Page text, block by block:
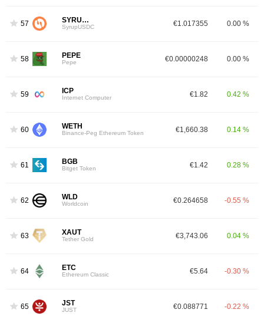
57 SYRUPUSDC
SyrupUSDC €1.017355 0.00 %
58 PEPE
Pepe €0.00000248 0.00 %
59 ICP
Internet Computer €1.82 0.42 %
60 WETH
Binance-Peg Ethereum Token €1,660.38 0.14 %
61 BGB
Bitget Token €1.42 0.28 %
62 WLD
Worldcoin €0.264658 -0.55 %
63 XAUT
Tether Gold €3,743.06 0.04 %
64 ETC
Ethereum Classic €5.64 -0.30 %
65 JST
JUST €0.088771 -0.22 %